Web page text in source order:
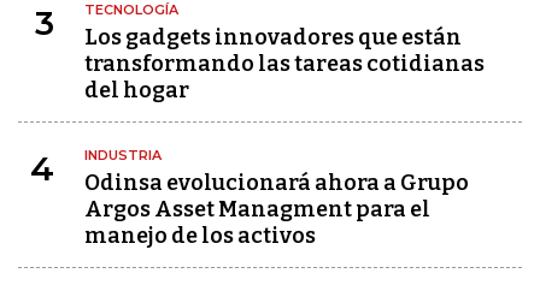
3 TECNOLOGÍA
Los gadgets innovadores que están
transformando las tareas cotidianas
del hogar
4 INDUSTRIA
Odinsa evolucionará ahora a Grupo
Argos Asset Managment para el
manejo de los activos